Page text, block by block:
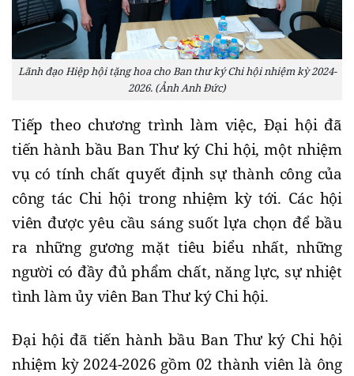
Lãnh đạo Hiệp hội tặng hoa cho Ban thư ký Chi hội nhiệm kỳ 2024-
2026. (Ảnh Anh Đức)
Tiếp theo chương trình làm việc, Đại hội đã
tiến hành bầu Ban Thư ký Chi hội, một nhiệm
vụ có tính chất quyết định sự thành công của
công tác Chi hội trong nhiệm kỳ tới. Các hội
viên được yêu cầu sáng suốt lựa chọn để bầu
ra những gương mặt tiêu biểu nhất, những
người có đầy đủ phẩm chất, năng lực, sự nhiệt
tình làm ủy viên Ban Thư ký Chi hội.
Đại hội đã tiến hành bầu Ban Thư ký Chi hội
nhiệm kỳ 2024-2026 gồm 02 thành viên là ông